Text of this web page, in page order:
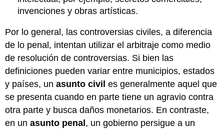
invenciones y obras artísticas.
Por lo general, las controversias civiles, a diferencia
de lo penal, intentan utilizar el arbitraje como medio
de resolución de controversias. Si bien las
definiciones pueden variar entre municipios, estados
y países, unasunto civil es generalmente aquel que
se presenta cuando en parte tiene un agravio contra
otra parte y busca daños monetarios. En contraste,
en unasunto penal , un gobierno persigue a un